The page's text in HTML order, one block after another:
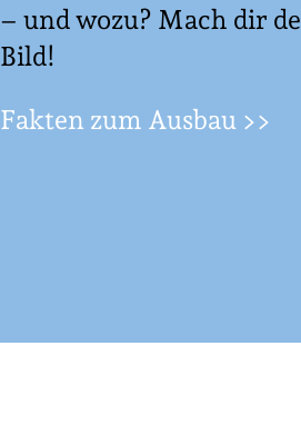
– und wozu? Mach dir
Bild!
Fakten zum Ausbau >>